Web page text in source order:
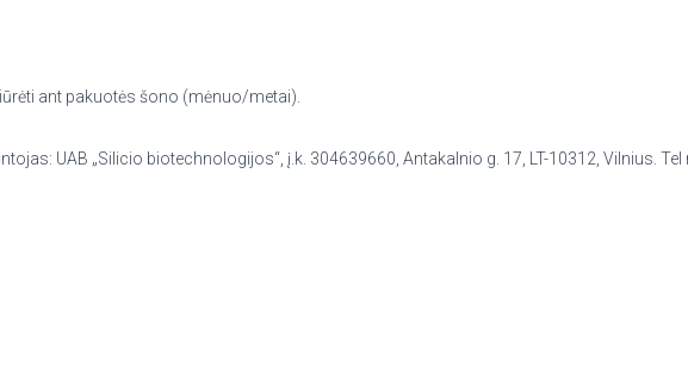
ant pakuotės šono (mėnuo/metai).
UAB „Silicio biotechnologijos“, į.k. 304639660, Antakalnio g. 17, LT-10312, Vilnius.